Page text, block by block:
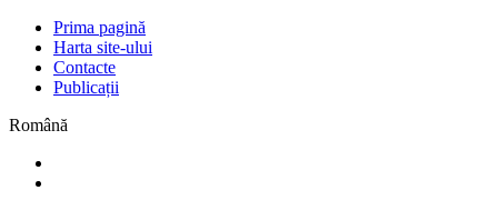
Prima pagină
Harta site-ului
Contacte
Publicații
Română